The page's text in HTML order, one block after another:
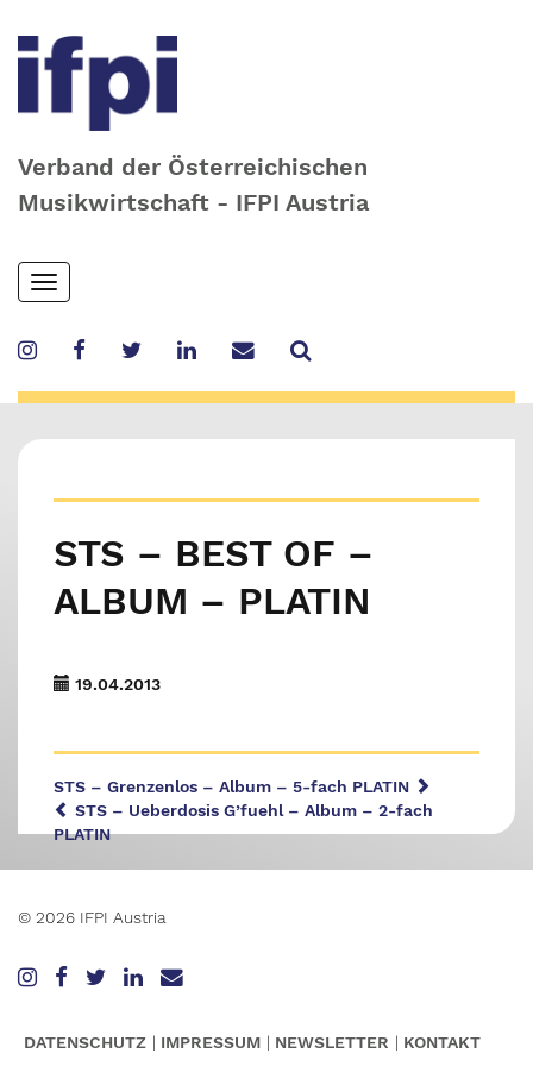
Verband der Österreichischen
Musikwirtschaft - IFPI Austria
Skip
to
content
Toggle
navigation
STS – BEST OF –
ALBUM – PLATIN
19.04.2013
STS – Grenzenlos – Album – 5-fach PLATIN
STS – Ueberdosis G’fuehl – Album – 2-fach
PLATIN
© 2026 IFPI Austria
DATENSCHUTZ IMPRESSUM NEWSLETTER KONTAKT